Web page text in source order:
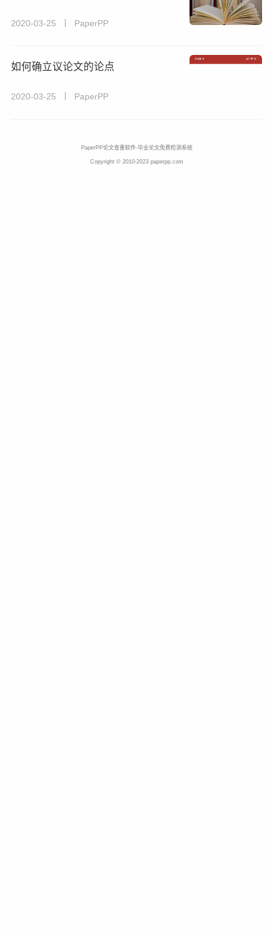
2020-03-25 丨 PaperPP
如何确立议论文的论点
2020-03-25 丨 PaperPP
PaperPP论文查重软件-毕业论文免费检测系统
Copyright © 2010-2023 paperpp.com